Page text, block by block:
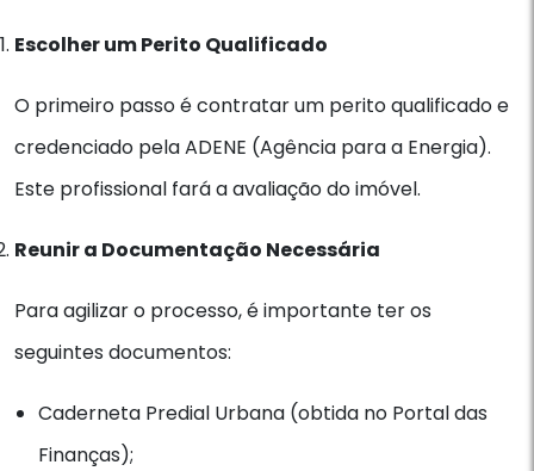
Escolher um Perito Qualificado
O primeiro passo é contratar um perito qualificado e
credenciado pela ADENE (Agência para a Energia).
Este profissional fará a avaliação do imóvel.
Reunir a Documentação Necessária
Para agilizar o processo, é importante ter os
seguintes documentos:
Caderneta Predial Urbana (obtida no Portal das
Finanças);